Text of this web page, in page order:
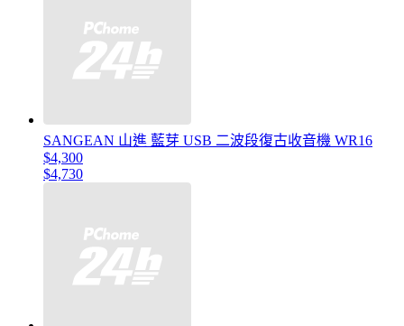
SANGEAN 山進 藍芽 USB 二波段復古收音機 WR16
$4,300
$4,730